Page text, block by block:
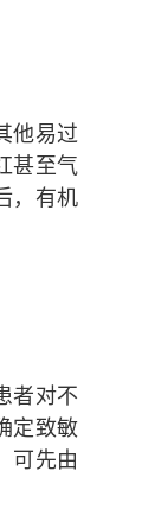
他易过
甚至气
，有机
者对不
定致敏
可先由